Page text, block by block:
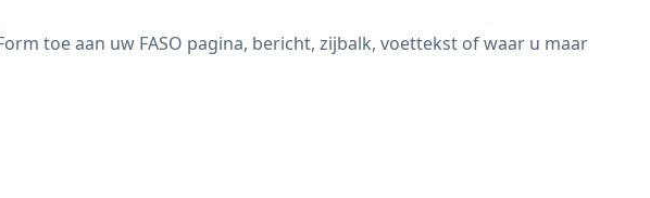
toe aan uw FASO pagina, bericht, zijbalk, voettekst of waar u maar